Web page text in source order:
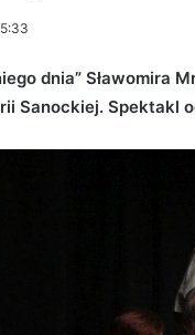
dnia” Sławomira
Sanockiej. Spektakl